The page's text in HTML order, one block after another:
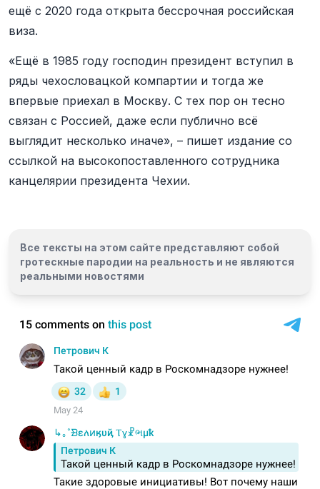
ещё с 2020 года открыта бессрочная российская
виза.
«Ещё в 1985 году господин президент вступил в
ряды чехословацкой компартии и тогда же
впервые приехал в Москву. С тех пор он тесно
связан с Россией, даже если публично всё
выглядит несколько иначе», – пишет издание со
ссылкой на высокопоставленного сотрудника
канцелярии президента Чехии.
Все тексты на этом сайте представляют собой
гротескные пародии на реальность и не являются
реальными новостями